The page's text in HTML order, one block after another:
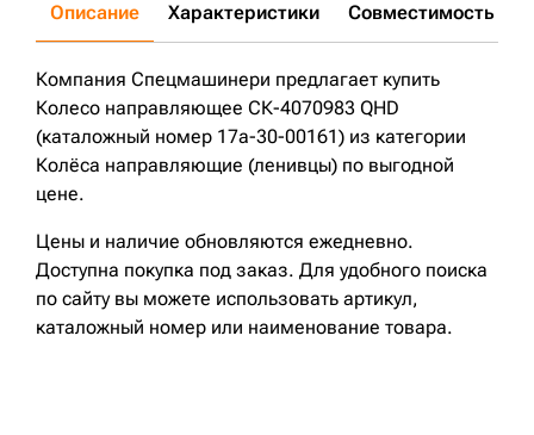
Описание Характеристики Совместимость
Компания Спецмашинери предлагает купить
Колесо направляющее СК-4070983 QHD
(каталожный номер 17a-30-00161) из категории
Колёса направляющие (ленивцы) по выгодной
цене.
Цены и наличие обновляются ежедневно.
Доступна покупка под заказ. Для удобного поиска
по сайту вы можете использовать артикул,
каталожный номер или наименование товара.